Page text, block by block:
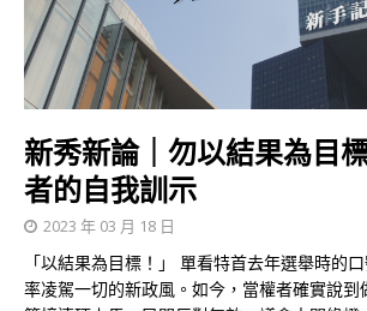
新秀新論｜勿以結果為目
者的自我訓示
2023 年 03 月 18 日
「以結果為目標！」 單看特首去年選舉時的
率凌駕一切的新政風。如今，當權者確實說到